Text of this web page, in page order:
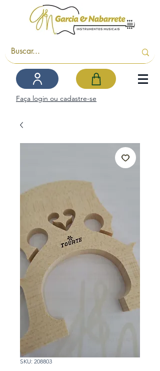
Faça login ou cadastre-se
SKU: 208803